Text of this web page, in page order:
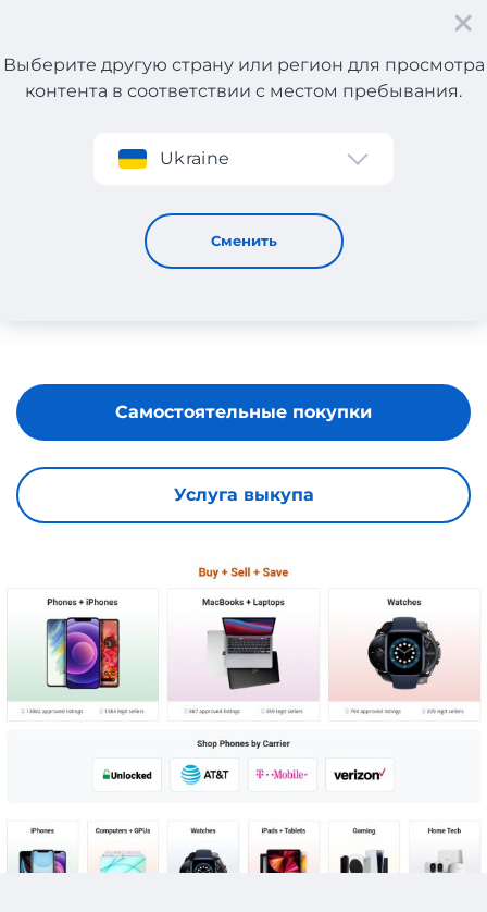
Регистрация
Выберите другую страну или регион для просмотра
контента в соответствии с местом пребывания.
Ukraine
Сменить
Swappa
Услуга выкупа
Самостоятельные покупки